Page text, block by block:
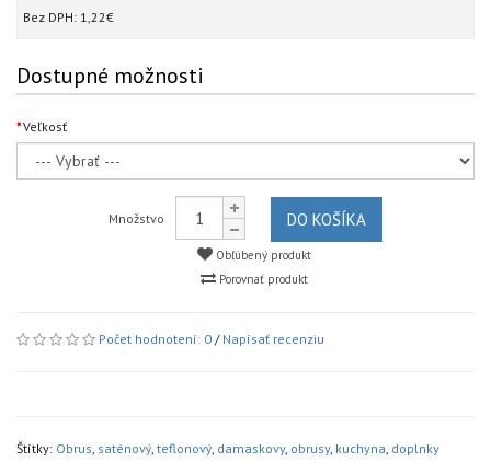
Bez DPH: 1,22€
Dostupné možnosti
Veľkosť
Množstvo DO KOŠÍKA
Obľúbený produkt
Porovnať produkt
Počet hodnotení: 0 / Napísať recenziu
Štítky: Obrus, saténový, teflonový, damaskovy, obrusy, kuchyna, doplnky